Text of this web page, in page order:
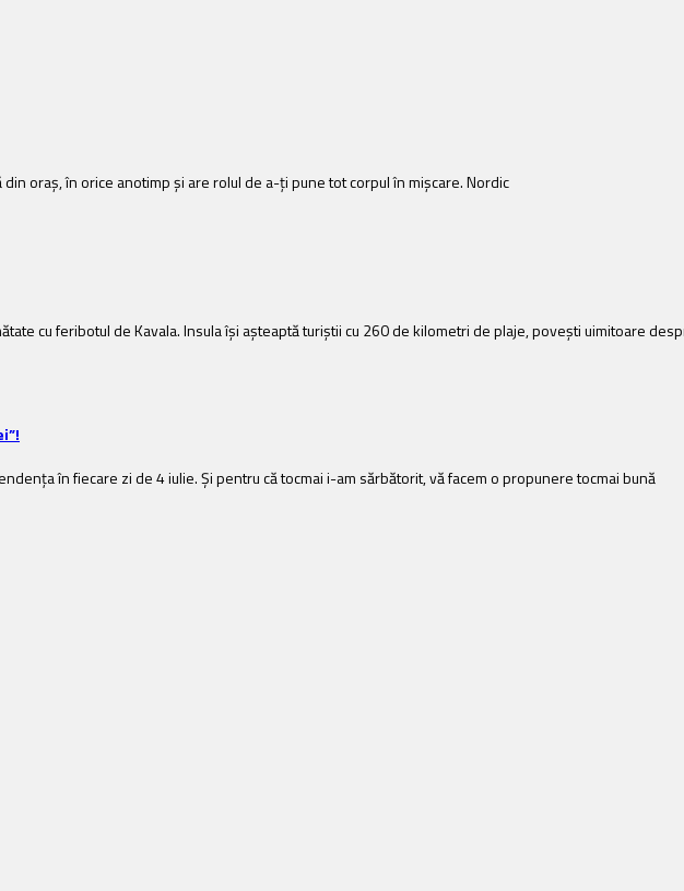
oraș, în orice anotimp și are rolul de a-ți pune tot corpul în mișcare. Nordic
cu feribotul de Kavala. Insula își așteaptă turiștii cu 260 de kilometri de plaje, povești uimitoare
în fiecare zi de 4 iulie. Și pentru că tocmai i-am sărbătorit, vă facem o propunere tocmai bună